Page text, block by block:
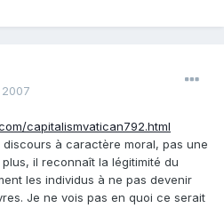
capitalismvatican792.html
à caractère moral, pas une
il reconnaît la légitimité du
les individus à ne pas devenir
Je ne vois pas en quoi ce serait